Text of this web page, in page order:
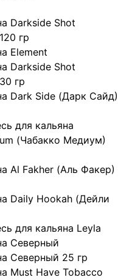
Darkside Shot
гр
Element
Darkside Shot
гр
Dark Side (Дарк Сайд)
для кальяна
(Чабакко Медиум)
Al Fakher (Аль Факер)
Daily Hookah (Дейли
для кальяна Leyla
Северный
Северный 25 гр
Must Have Tobacco